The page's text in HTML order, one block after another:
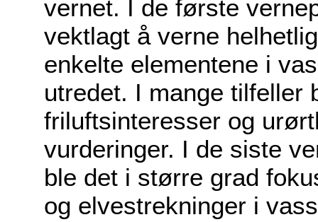
vernet. I de første
vektlagt å verne
enkelte elementene i
utredet. I mange tilfeller
friluftsinteresser og
vurderinger. I de siste
ble det i større grad
og elvestrekninger i